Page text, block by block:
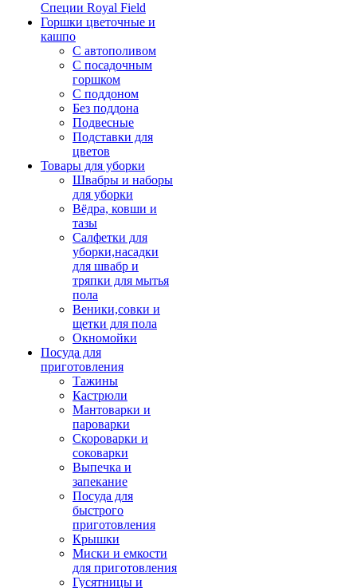
Специи Royal Field
Горшки цветочные и
кашпо
С автополивом
С посадочным
горшком
С поддоном
Без поддона
Подвесные
Подставки для
цветов
Товары для уборки
Швабры и наборы
для уборки
Вёдра, ковши и
тазы
Салфетки для
уборки,насадки
для швабр и
тряпки для мытья
пола
Веники,совки и
щетки для пола
Окномойки
Посуда для
приготовления
Тажины
Кастрюли
Мантоварки и
пароварки
Скороварки и
соковарки
Выпечка и
запекание
Посуда для
быстрого
приготовления
Крышки
Миски и емкости
для приготовления
Гусятницы и